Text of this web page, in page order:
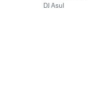
DJ Asul